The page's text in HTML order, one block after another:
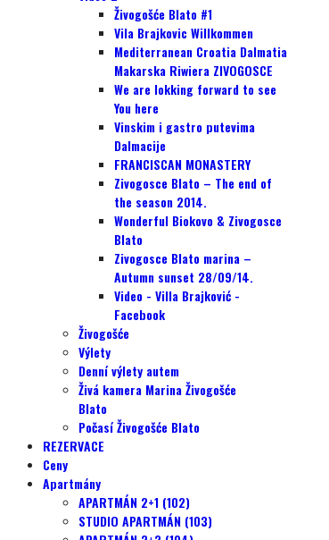
Živogošće Blato #1
Vila Brajkovic Willkommen
Mediterranean Croatia Dalmatia
Makarska Riwiera ZIVOGOSCE
We are lokking forward to see
You here
Vinskim i gastro putevima
Dalmacije
FRANCISCAN MONASTERY
Zivogosce Blato – The end of
the season 2014.
Wonderful Biokovo & Zivogosce
Blato
Zivogosce Blato marina –
Autumn sunset 28/09/14.
Video - Villa Brajković -
Facebook
Živogošće
Výlety
Denní výlety autem
Živá kamera Marina Živogošće
Blato
Počasí Živogošće Blato
REZERVACE
Ceny
Apartmány
APARTMÁN 2+1 (102)
STUDIO APARTMÁN (103)